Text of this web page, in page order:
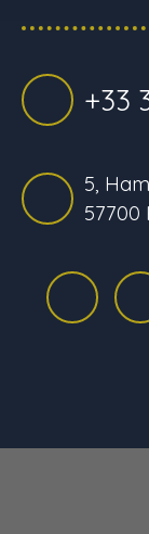
+33
5,
57700